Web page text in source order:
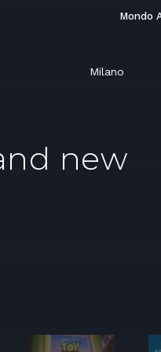
Mondo
Milano
new